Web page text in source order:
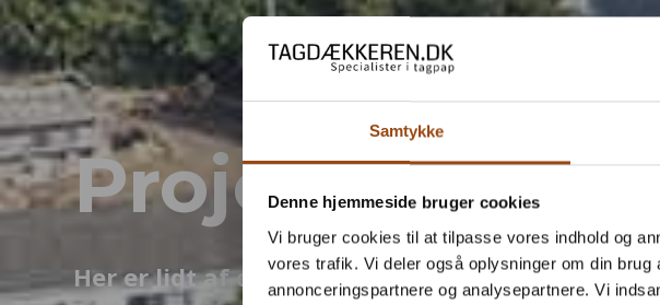
Samtykke
Denne hjemmeside bruger cookies
Vi bruger cookies til at tilpasse vores indhold og
vores trafik. Vi deler også oplysninger om din
annonceringspartnere og analysepartnere. Vi
Projekter
Her er lidt af det vi har lavet